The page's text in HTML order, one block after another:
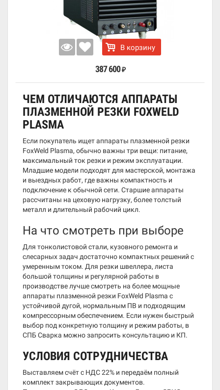
В корзину
387 600 ₽
ЧЕМ ОТЛИЧАЮТСЯ АППАРАТЫ
ПЛАЗМЕННОЙ РЕЗКИ FOXWELD
PLASMA
Если покупатель ищет аппараты плазменной резки
FoxWeld Plasma, обычно важны три вещи: питание,
максимальный ток резки и режим эксплуатации.
Младшие модели подходят для мастерской, монтажа
и выездных работ, где важны компактность и
подключение к обычной сети. Старшие аппараты
рассчитаны на цеховую нагрузку, более толстый
металл и длительный рабочий цикл.
На что смотреть при выборе
Для тонколистовой стали, кузовного ремонта и
слесарных задач достаточно компактных решений с
умеренным током. Для резки швеллера, листа
большой толщины и регулярной работы в
производстве лучше смотреть на более мощные
аппараты плазменной резки FoxWeld Plasma с
устойчивой дугой, нормальным ПВ и подходящим
компрессорным обеспечением. Если нужен быстрый
выбор под конкретную толщину и режим работы, в
СПБ Сварка можно запросить консультацию и КП.
УСЛОВИЯ СОТРУДНИЧЕСТВА
Выставляем счёт с НДС 22% и передаём полный
комплект закрывающих документов.